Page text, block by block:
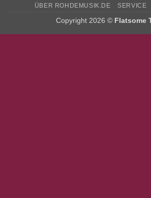
ÜBER ROHDEMUSIK.DE SERVICE
Copyright 2026 © Flatsome